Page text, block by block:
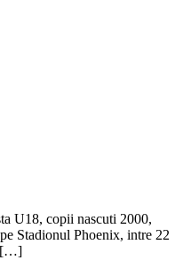
U18, copii nascuti 2000,
Stadionul Phoenix, intre 22
[…]